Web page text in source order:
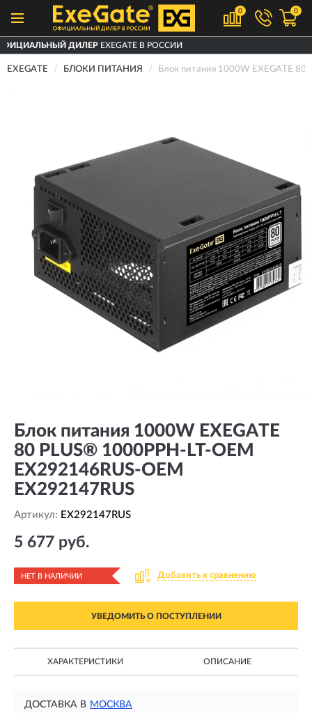
0 0
EXEGATE В РОССИИ
EXEGATE БЛОКИ ПИТАНИЯ Блок питания 1000W EXEGATE
Блок питания 1000W EXEGATE
80 PLUS® 1000PPH-LT-OEM
EX292146RUS-OEM
EX292147RUS
Артикул: EX292147RUS
5 677 руб.
НЕТ В НАЛИЧИИ Добавить к сравнению
УВЕДОМИТЬ О ПОСТУПЛЕНИИ
ХАРАКТЕРИСТИКИ ОПИСАНИЕ
ДОСТАВКА В МОСКВА